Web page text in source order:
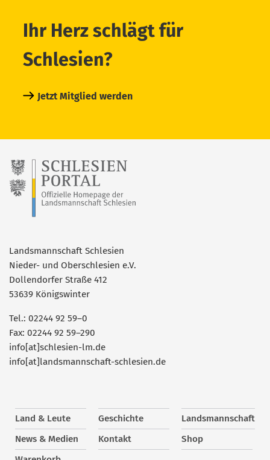
Ihr Herz schlägt für
Schlesien?
Jetzt Mitglied werden
Landsmannschaft Schlesien
Nieder- und Oberschlesien e.V.
Dollendorfer Straße 412
53639 Königswinter
Tel.: 02244 92 59–0
Fax: 02244 92 59–290
info[at]schlesien-lm.de
info[at]landsmannschaft-schlesien.de
Land & Leute Geschichte
Landsmannschaft
News & Medien
Kontakt
Shop